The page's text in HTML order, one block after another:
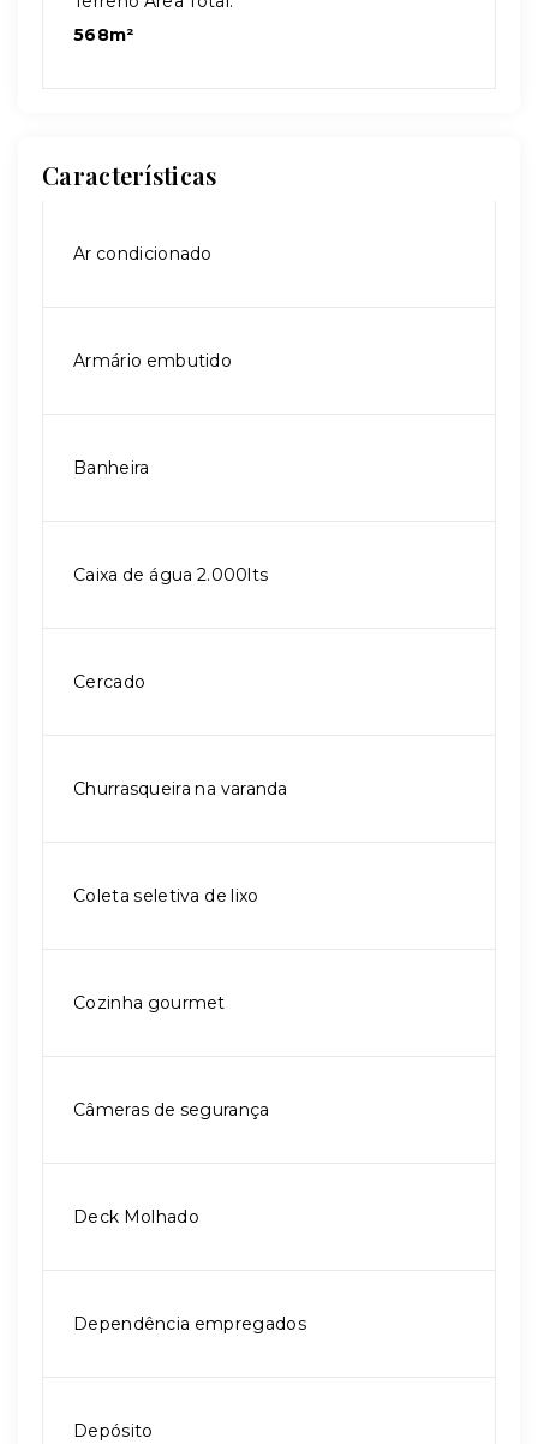
568m²
Características
Ar condicionado
Armário embutido
Banheira
Caixa de água 2.000lts
Cercado
Churrasqueira na varanda
Coleta seletiva de lixo
Cozinha gourmet
Câmeras de segurança
Deck Molhado
Dependência empregados
Depósito